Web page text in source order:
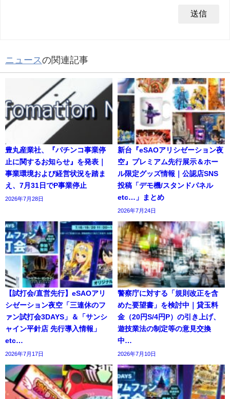
ニュースの関連記事
豊丸産業社、『パチンコ事業停
止に関するお知らせ』を発表｜
事業環境および経営状況を踏ま
え、7月31日でP事業停止
2026年7月28日
新台『eSAOアリシゼーション夜
空』プレミアム先行展示＆ホー
ル限定グッズ情報｜公認店SNS
投稿「デモ機/スタンドパネル
etc…」まとめ
2026年7月24日
【試打会/直営先行】eSAOアリ
シゼーション夜空「三連休のフ
ァン試打会3DAYS」＆「サンシ
ャイン平針店 先行導入情報」
etc…
2026年7月17日
警察庁に対する「規則改正を含
めた要望書」を検討中｜貸玉料
金（20円S/4円P）の引き上げ、
遊技業法の制定等の意見交換
中…
2026年7月10日